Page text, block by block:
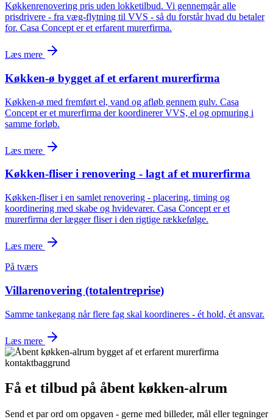
Køkkenrenovering pris uden lokketilbud. Vi gennemgår alle
prisdrivere - fra væg-flytning til VVS - så du forstår hvad du betaler
for. Casa Concept er et erfarent murerfirma.
Læs mere
Køkken-ø bygget af et erfarent murerfirma
Køkken-ø med fremført el, vand og afløb gennem gulv. Casa
Concept er et murerfirma der koordinerer VVS, el og opmuring i
samme forløb.
Læs mere
Køkken-fliser i renovering - lagt af et murerfirma
Køkken-fliser i en samlet renovering - placering, timing og
koordinering med skabe og hvidevarer. Casa Concept er et
murerfirma der lægger fliser i den rigtige rækkefølge.
Læs mere
På tværs
Villarenovering (totalentreprise)
Samme tankegang når flere fag skal koordineres - ét hold, ét ansvar.
Læs mere
Få et tilbud på åbent køkken-alrum
Send et par ord om opgaven - gerne med billeder, mål eller tegninger